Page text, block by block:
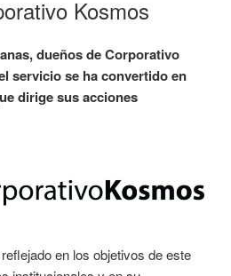
Kosmos
dueños de Corporativo
servicio se ha convertido en
dirige sus acciones
en los objetivos de este